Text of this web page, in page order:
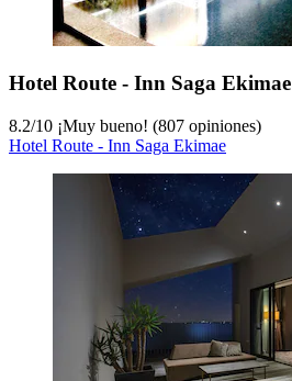
Hotel Route - Inn Saga Ekimae
8.2/10 ¡Muy bueno! (807 opiniones)
Hotel Route - Inn Saga Ekimae